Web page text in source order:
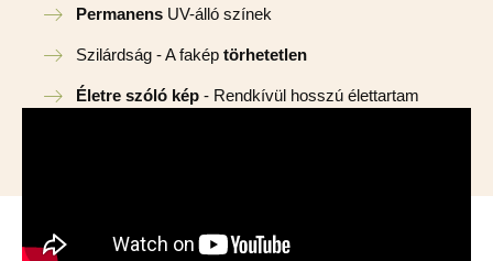
Permanens UV-álló színek
Szilárdság - A fakép törhetetlen
Életre szóló kép - Rendkívül hosszú élettartam